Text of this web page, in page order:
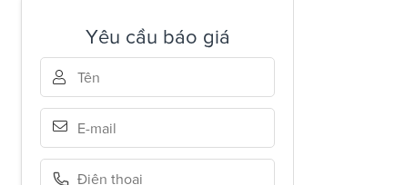
Yêu cầu báo giá